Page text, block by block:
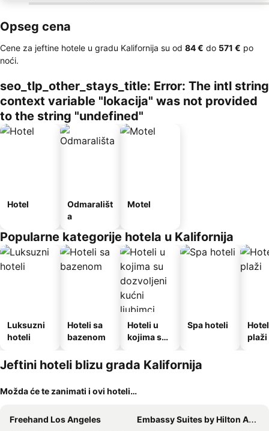
Opseg cena
Cene za jeftine hotele u gradu Kalifornija su od ‎84 € do ‎571 € po
noći.
seo_tlp_other_stays_title: Error: The intl string
context variable "lokacija" was not provided
to the string "undefined"
Hotel
Odmarališt
a
Motel
Popularne kategorije hotela u Kalifornija
Luksuzni
hoteli
Hoteli sa
bazenom
Hoteli u
kojima su
kućni
ljubimci
Spa hoteli
plaži
Jeftini hoteli blizu grada Kalifornija
Možda će te zanimati i ovi hoteli…
Freehand Los Angeles
Embassy Suites by Hilton Anaheim South